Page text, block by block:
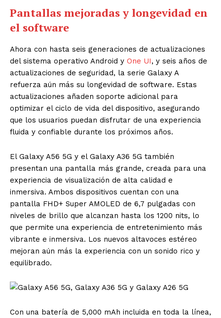
Pantallas mejoradas y longevidad en
el software
Ahora con hasta seis generaciones de actualizaciones
del sistema operativo Android y One UI, y seis años de
actualizaciones de seguridad, la serie Galaxy A
refuerza aún más su longevidad de software. Estas
actualizaciones añaden soporte adicional para
optimizar el ciclo de vida del dispositivo, asegurando
que los usuarios puedan disfrutar de una experiencia
fluida y confiable durante los próximos años.
El Galaxy A56 5G y el Galaxy A36 5G también
presentan una pantalla más grande, creada para una
experiencia de visualización de alta calidad e
inmersiva. Ambos dispositivos cuentan con una
pantalla FHD+ Super AMOLED de 6,7 pulgadas con
niveles de brillo que alcanzan hasta los 1200 nits, lo
que permite una experiencia de entretenimiento más
vibrante e inmersiva. Los nuevos altavoces estéreo
mejoran aún más la experiencia con un sonido rico y
equilibrado.
Con una batería de 5,000 mAh incluida en toda la línea,